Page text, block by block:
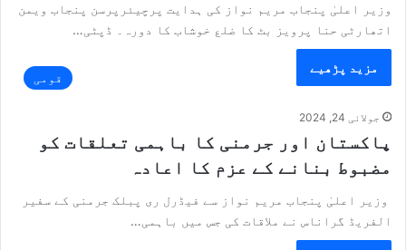
وزیر اعلیٰ پنجاب مریم نواز کی ہدایت پرچیئرپرسن پنجاب ویمن
اتھارٹی حنا پرویز بٹ کا ضلع خوشاب کا دورہ۔ ڈپٹی…
مزید پڑھیے
قومی
جولائی 24, 2024
پاکستان اور جرمنی کا باہمی تعلقات کو
مضبوط بنانے کے عزم کا اعادہ
وزیر اعلیٰ پنجاب مریم نواز سے فیڈرل ری پبلک جرمنی کے سفیر
الفریڈ گراناس نے ملاقات کی جس میں باہمی…